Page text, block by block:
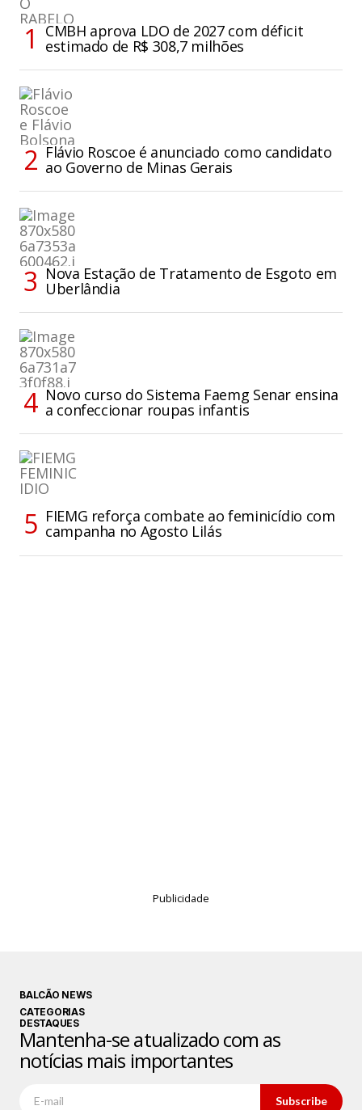
CMBH aprova LDO de 2027 com déficit
estimado de R$ 308,7 milhões
Flávio Roscoe é anunciado como candidato
ao Governo de Minas Gerais
Nova Estação de Tratamento de Esgoto em
Uberlândia
Novo curso do Sistema Faemg Senar ensina
a confeccionar roupas infantis
FIEMG reforça combate ao feminicídio com
campanha no Agosto Lilás
Publicidade
BALCÃO NEWS
CATEGORIAS
DESTAQUES
Mantenha-se atualizado com as
notícias mais importantes
Subscribe